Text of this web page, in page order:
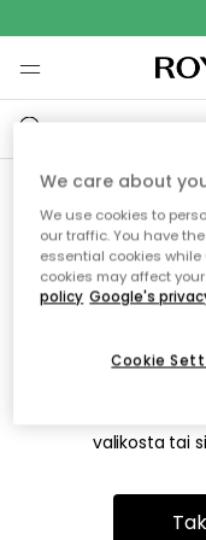
Emme
Tämä voi johtua
on siirretty
valikosta tai
We care about
We use cookies to
our traffic. You have
essential cookies while
cookies may affect
policy Google's
Cookie